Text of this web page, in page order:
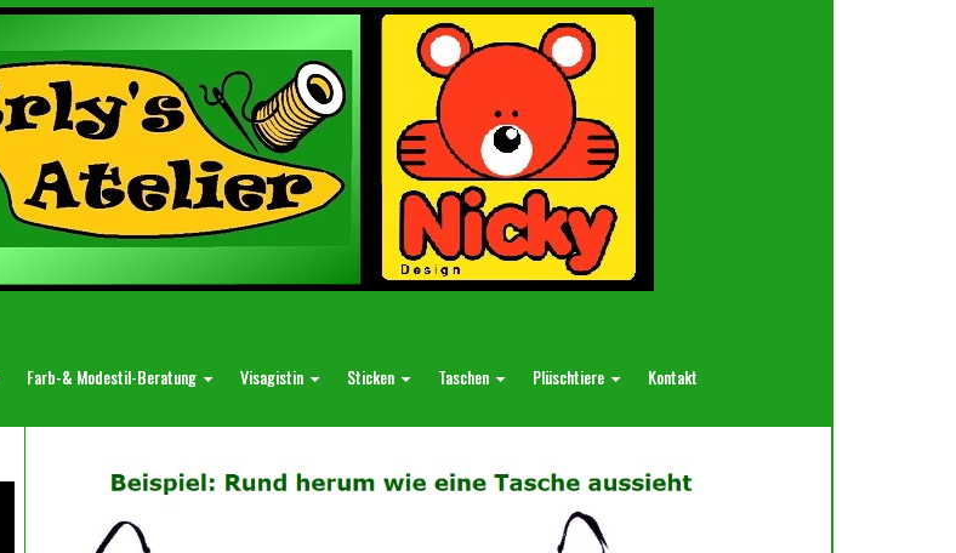
Farb-& Modestil-Beratung Visagistin Sticken Taschen Plüschtiere Kontakt